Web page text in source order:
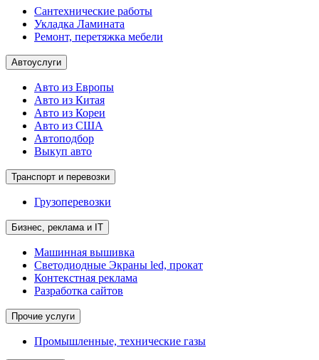
Сантехнические работы
Укладка Ламината
Ремонт, перетяжка мебели
Автоуслуги
Авто из Европы
Авто из Китая
Авто из Кореи
Авто из США
Автоподбор
Выкуп авто
Транспорт и перевозки
Грузоперевозки
Бизнес, реклама и IT
Машинная вышивка
Светодиодные Экраны led, прокат
Контекстная реклама
Разработка сайтов
Прочие услуги
Промышленные, технические газы